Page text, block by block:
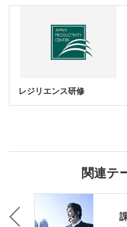
レジリエンス研修
関連テ